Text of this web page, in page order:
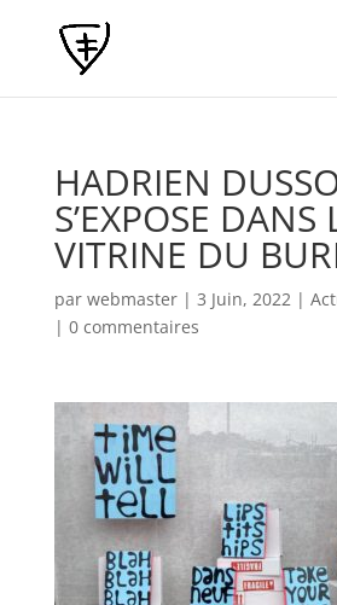
HADRIEN
S’EXPOSE DANS
VITRINE DU
par webmaster| 3 Juin, 2022|
| 0 commentaires